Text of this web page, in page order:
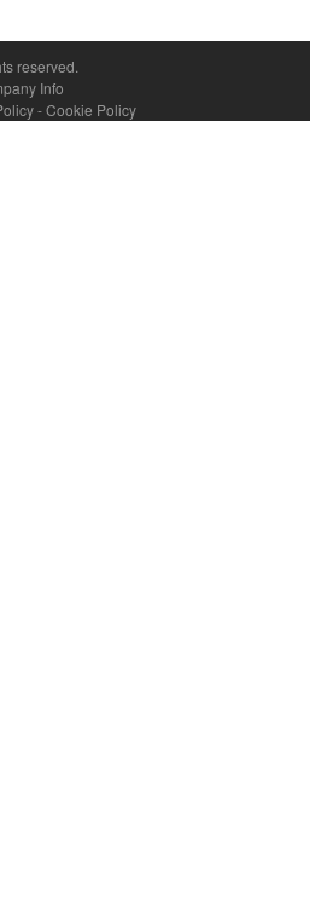
reserved.
Info
-Cookie Policy
- 80073 CAPRI (NA) Italy
07018010632 - Rea n.557643